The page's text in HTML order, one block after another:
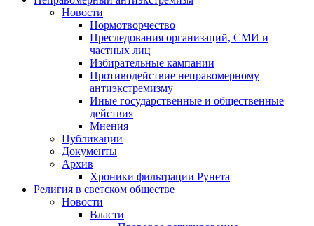
Новости
Нормотворчество
Преследования организаций, СМИ и
частных лиц
Избирательные кампании
Противодействие неправомерному
антиэкстремизму
Иные государственные и общественные
действия
Мнения
Публикации
Документы
Архив
Хроники фильтрации Рунета
Религия в светском обществе
Новости
Власти